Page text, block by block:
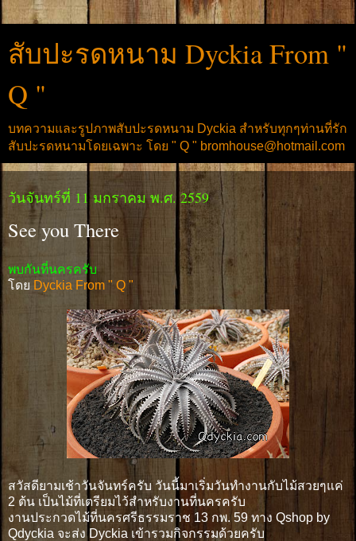
สับปะรดหนาม Dyckia From "
Q "
บทความและรูปภาพสับปะรดหนาม Dyckia สำหรับทุกๆท่านที่รัก
สับปะรดหนามโดยเฉพาะ โดย " Q " bromhouse@hotmail.com
วันจันทร์ที่ 11 มกราคม พ.ศ. 2559
See you There
พบกันที่นครครับ
โดย Dyckia From " Q "
สวัสดียามเช้าวันจันทร์ครับ วันนี้มาเริ่มวันทำงานกับไม้สวยๆแค่
2 ต้น เป็นไม้ที่เตรียมไว้สำหรับงานที่นครครับ
งานประกวดไม้ที่นครศรีธรรมราช 13 กพ. 59 ทาง Qshop by
Qdyckia จะส่ง Dyckia เข้ารวมกิจกรรมด้วยครับ